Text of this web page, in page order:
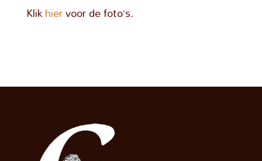
Klikhiervoor de foto’s.